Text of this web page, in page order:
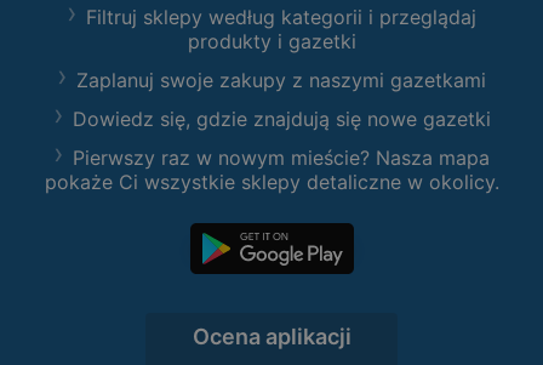
Filtruj sklepy według kategorii i przeglądaj
produkty i gazetki
Zaplanuj swoje zakupy z naszymi gazetkami
Dowiedz się, gdzie znajdują się nowe gazetki
Pierwszy raz w nowym mieście? Nasza mapa
pokaże Ci wszystkie sklepy detaliczne w okolicy.
Ocena aplikacji